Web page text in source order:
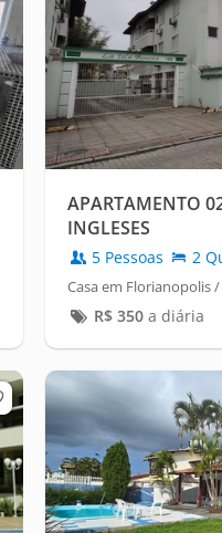
APARTAMENTO
INGLESES
5 Pessoas 2
Casa em Florianopolis
R$ 350a diária